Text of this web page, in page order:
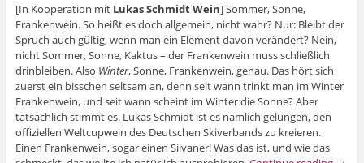
[In Kooperation mit Lukas Schmidt Wein] Sommer, Sonne,
Frankenwein. So heißt es doch allgemein, nicht wahr? Nur: Bleibt der
Spruch auch gültig, wenn man ein Element davon verändert? Nein,
nicht Sommer, Sonne, Kaktus – der Frankenwein muss schließlich
drinbleiben. Also Winter, Sonne, Frankenwein, genau. Das hört sich
zuerst ein bisschen seltsam an, denn seit wann trinkt man im Winter
Frankenwein, und seit wann scheint im Winter die Sonne? Aber
tatsächlich stimmt es. Lukas Schmidt ist es nämlich gelungen, den
offiziellen Weltcupwein des Deutschen Skiverbands zu kreieren.
Einen Frankenwein, sogar einen Silvaner! Was das ist, und wie das